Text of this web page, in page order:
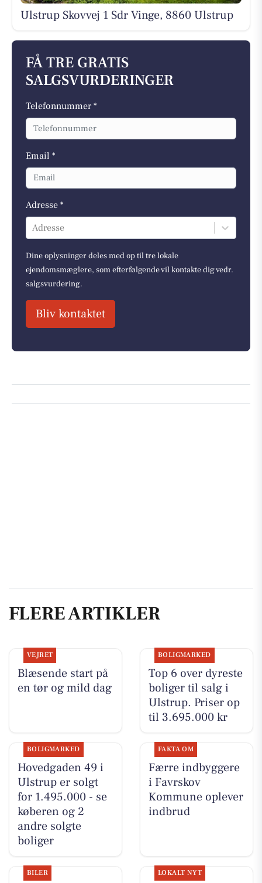
Ulstrup Skovvej 1 Sdr Vinge, 8860 Ulstrup
FÅ TRE GRATIS
SALGSVURDERINGER
Telefonnummer *
Email *
Adresse *
Adresse
Dine oplysninger deles med op til tre lokale
ejendomsmæglere, som efterfølgende vil kontakte dig vedr.
salgsvurdering.
Bliv kontaktet
FLERE ARTIKLER
VEJRET
Blæsende start på
en tør og mild dag
BOLIGMARKED
Top 6 over dyreste
boliger til salg i
Ulstrup. Priser op
til 3.695.000 kr
BOLIGMARKED
Hovedgaden 49 i
Ulstrup er solgt
for 1.495.000 - se
køberen og 2
andre solgte
boliger
FAKTA OM
Færre indbyggere
i Favrskov
Kommune oplever
indbrud
BILER LOKALT NYT